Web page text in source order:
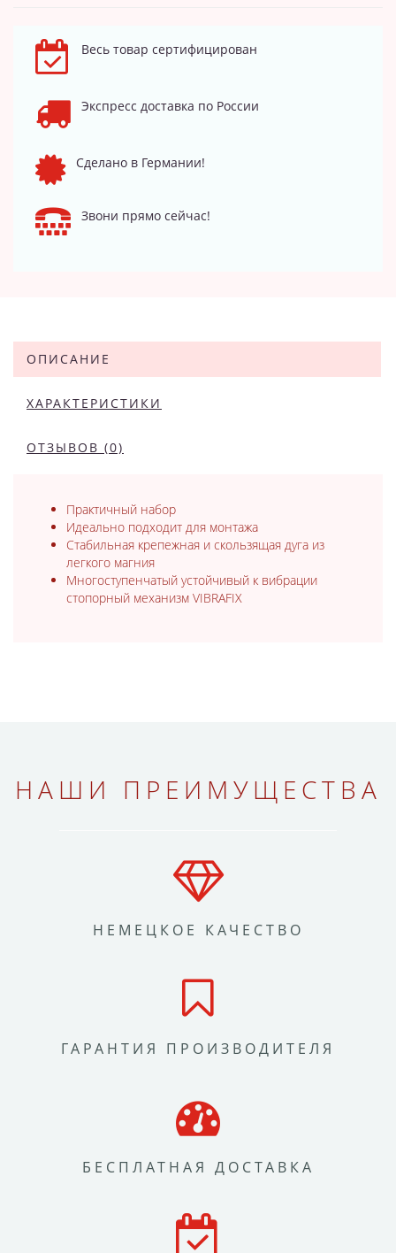
Весь товар сертифицирован
Экспресс доставка по России
Сделано в Германии!
Звони прямо сейчас!
ОПИСАНИЕ
ХАРАКТЕРИСТИКИ
ОТЗЫВОВ (0)
Практичный набор
Идеально подходит для монтажа
Стабильная крепежная и скользящая дуга из
легкого магния
Многоступенчатый устойчивый к вибрации
стопорный механизм VIBRAFIX
НАШИ ПРЕИМУЩЕСТВА
НЕМЕЦКОЕ КАЧЕСТВО
ГАРАНТИЯ ПРОИЗВОДИТЕЛЯ
БЕСПЛАТНАЯ ДОСТАВКА